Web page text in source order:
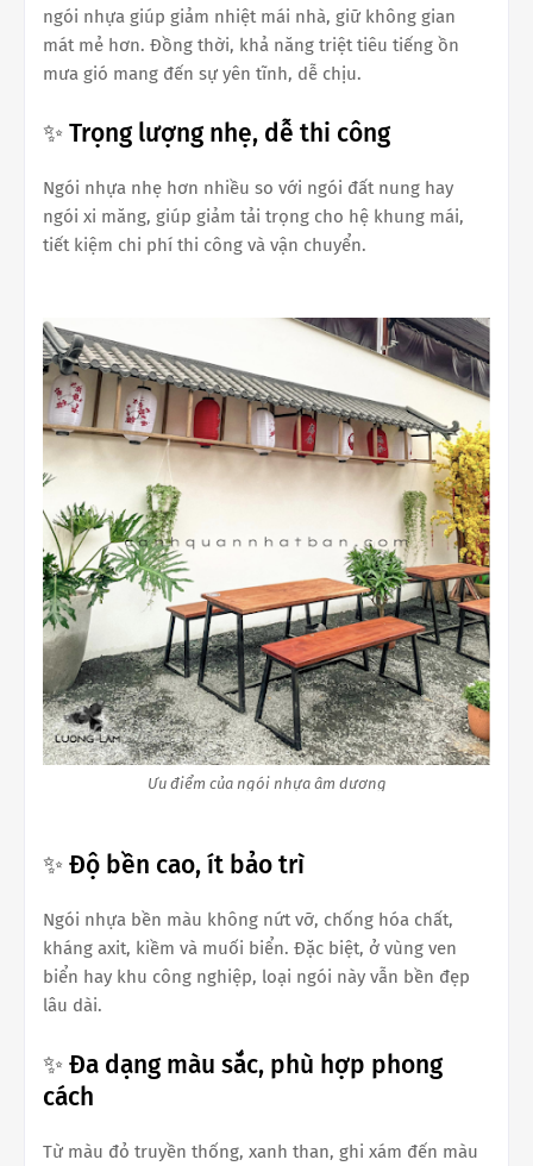
ngói nhựa giúp giảm nhiệt mái nhà, giữ không gian
mát mẻ hơn. Đồng thời, khả năng triệt tiêu tiếng ồn
mưa gió mang đến sự yên tĩnh, dễ chịu.
✨ Trọng lượng nhẹ, dễ thi công
Ngói nhựa nhẹ hơn nhiều so với ngói đất nung hay
ngói xi măng, giúp giảm tải trọng cho hệ khung mái,
tiết kiệm chi phí thi công và vận chuyển.
Ưu điểm của ngói nhựa âm dương
✨ Độ bền cao, ít bảo trì
Ngói nhựa bền màu không nứt vỡ, chống hóa chất,
kháng axit, kiềm và muối biển. Đặc biệt, ở vùng ven
biển hay khu công nghiệp, loại ngói này vẫn bền đẹp
lâu dài.
✨ Đa dạng màu sắc, phù hợp phong
cách
Từ màu đỏ truyền thống, xanh than, ghi xám đến màu